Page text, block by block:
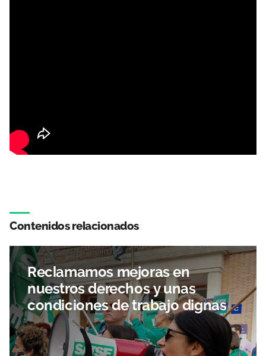
Contenidos relacionados
Reclamamos mejoras en
nuestros derechos y unas
condiciones de trabajo dignas